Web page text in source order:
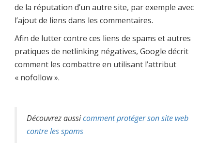
de la réputation d’un autre site, par exemple avec
l’ajout de liens dans les commentaires.
Afin de lutter contre ces liens de spams et autres
pratiques de netlinking négatives, Google décrit
comment les combattre en utilisant l’attribut
« nofollow ».
Découvrez aussicomment protéger son site web
contre les spams